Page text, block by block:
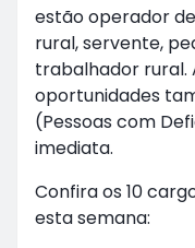
estão operador
rural, servente,
trabalhador rural.
oportunidades
(Pessoas com
imediata.
Confira os 10
esta semana: